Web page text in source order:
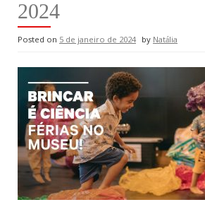
2024
Posted on 5 de janeiro de 2024 byNatália